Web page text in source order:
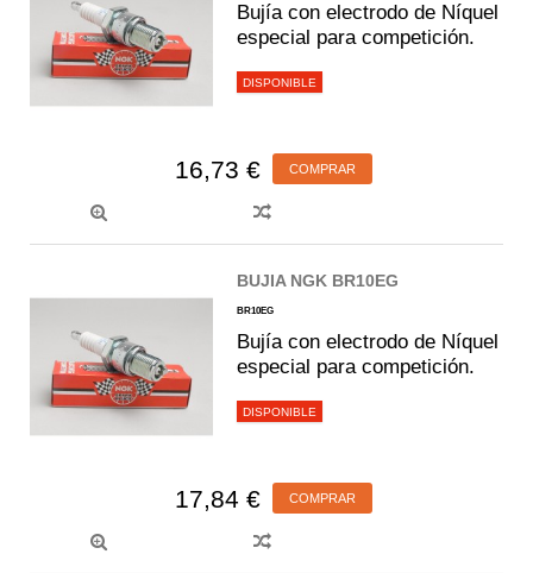
Bujía con electrodo de Níquel
especial para competición.
DISPONIBLE
16,73 € COMPRAR
BUJIA NGK BR10EG
BR10EG
Bujía con electrodo de Níquel
especial para competición.
DISPONIBLE
17,84 € COMPRAR